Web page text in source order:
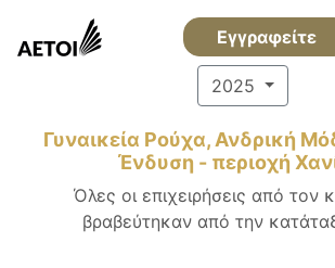
Εγγραφείτε
2025
Γυναικεία Ρούχα, Ανδρική
Ένδυση - περιοχή
Όλες οι επιχειρήσεις από τον
βραβεύτηκαν από την